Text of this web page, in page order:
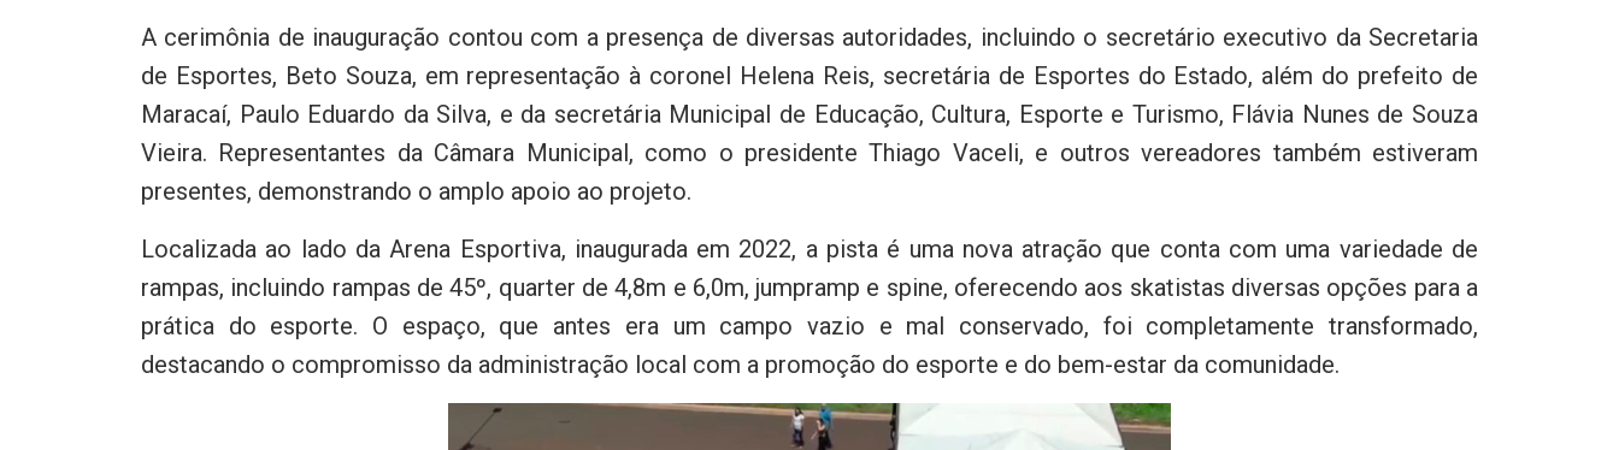
A cerimônia de inauguração contou com a presença de diversas autoridades, incluindo o secretário executivo da Secretaria
de Esportes, Beto Souza, em representação à coronel Helena Reis, secretária de Esportes do Estado, além do prefeito de
Maracaí, Paulo Eduardo da Silva, e da secretária Municipal de Educação, Cultura, Esporte e Turismo, Flávia Nunes de Souza
Vieira. Representantes da Câmara Municipal, como o presidente Thiago Vaceli, e outros vereadores também estiveram
presentes, demonstrando o amplo apoio ao projeto.
Localizada ao lado da Arena Esportiva, inaugurada em 2022, a pista é uma nova atração que conta com uma variedade de
rampas, incluindo rampas de 45º, quarter de 4,8m e 6,0m, jumpramp e spine, oferecendo aos skatistas diversas opções para a
prática do esporte. O espaço, que antes era um campo vazio e mal conservado, foi completamente transformado,
destacando o compromisso da administração local com a promoção do esporte e do bem-estar da comunidade.